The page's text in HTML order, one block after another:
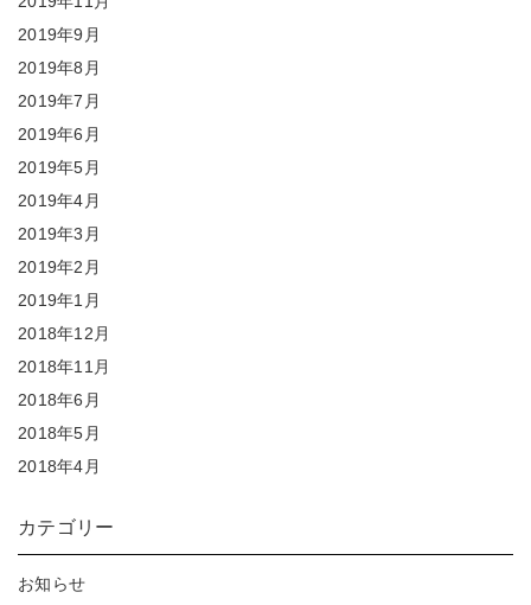
2019年9月
2019年8月
2019年7月
2019年6月
2019年5月
2019年4月
2019年3月
2019年2月
2019年1月
2018年12月
2018年11月
2018年6月
2018年5月
2018年4月
カテゴリー
お知らせ